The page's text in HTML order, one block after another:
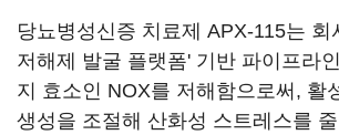
당뇨병성신증 치료제 APX-115는 회
저해제 발굴 플랫폼' 기반 파이프라
지 효소인 NOX를 저해함으로써, 활
생성을 조절해 산화성 스트레스를